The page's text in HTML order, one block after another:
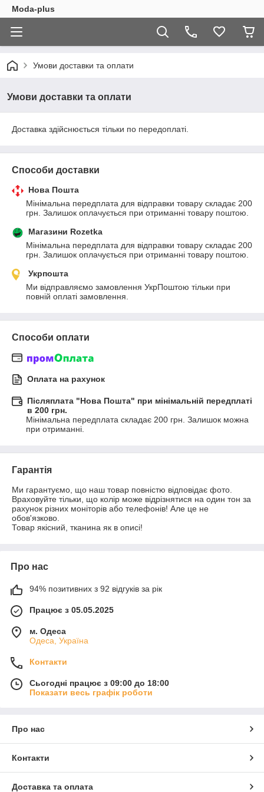
Moda-plus
Умови доставки та оплати
Умови доставки та оплати
Доставка здійснюється тільки по передоплаті.
Способи доставки
Нова Пошта
Мінімальна передплата для відправки товару складає 200
грн. Залишок оплачується при отриманні товару поштою.
Магазини Rozetka
Мінімальна передплата для відправки товару складає 200
грн. Залишок оплачується при отриманні товару поштою.
Укрпошта
Ми відправляємо замовлення УкрПоштою тільки при
повній оплаті замовлення.
Способи оплати
Оплата на рахунок
Післяплата "Нова Пошта" при мінімальній передплаті
в 200 грн.
Мінімальна передплата складає 200 грн. Залишок можна
при отриманні.
Гарантія
Ми гарантуємо, що наш товар повністю відповідає фото.
Враховуйте тільки, що колір може відрізнятися на один тон за
рахунок різних моніторів або телефонів! Але це не
обов'язково.
Про нас
94% позитивних з 92 відгуків за рік
Працює з 05.05.2025
м. Одеса
Одеса, Україна
Контакти
Сьогодні працює з 09:00 до 18:00
Показати весь графік роботи
Про нас
Контакти
Доставка та оплата